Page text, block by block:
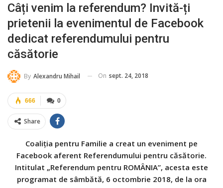
Câți venim la referendum? Invită-ți
prietenii la evenimentul de Facebook
dedicat referendumului pentru
căsătorie
By Alexandru Mihail On sept. 24, 2018
0
666
Share
Coaliția pentru Familie a creat un eveniment pe
Facebook aferent Referendumului pentru căsătorie.
Intitulat „Referendum pentru ROMÂNIA”, acesta este
programat de sâmbătă, 6 octombrie 2018, de la ora